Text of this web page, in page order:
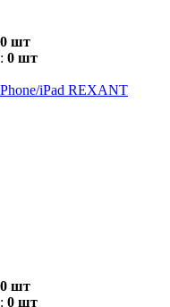
0 шт
0 шт
iPad REXANT
0 шт
0 шт